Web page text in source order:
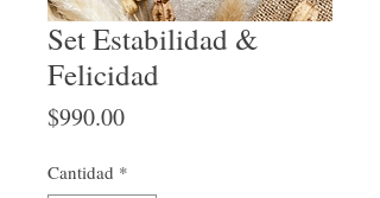
Set Estabilidad &
Felicidad
$990.00Precio
Cantidad *